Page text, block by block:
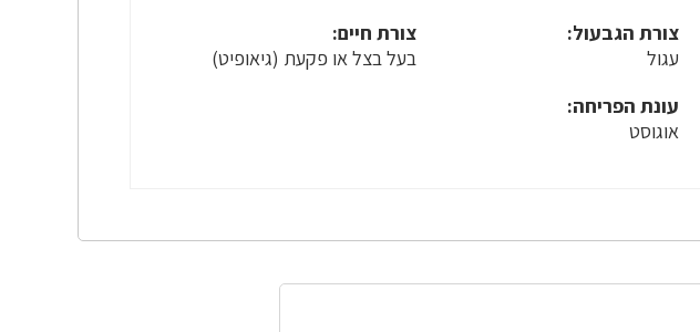
צורת הגבעול:
עגול
צורת חיים:
בעל בצל או פקעת (גיאופיט)
עונת הפריחה:
אוגוסט